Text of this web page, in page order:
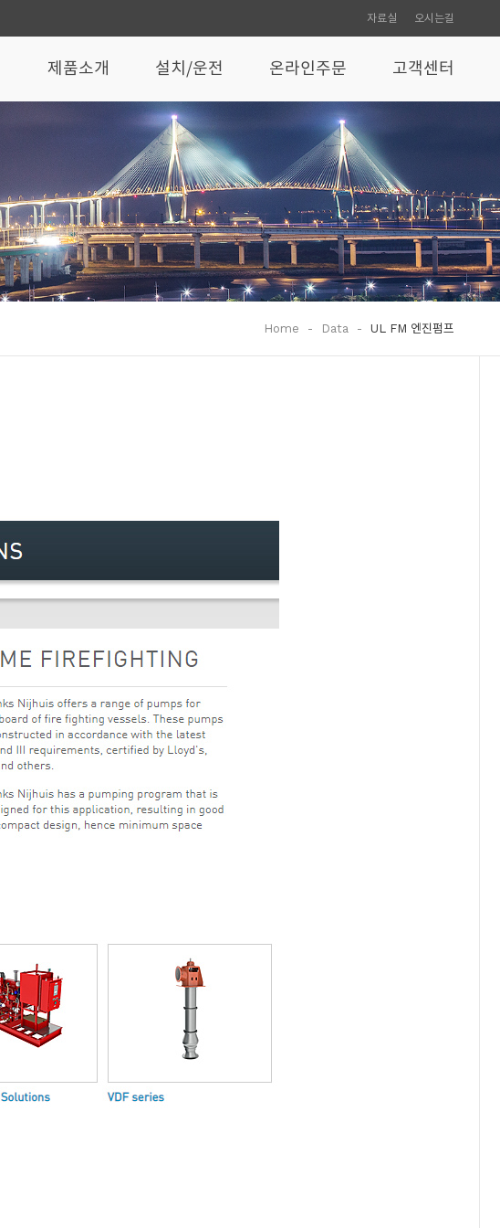
자료실 오시는길
제품소개 설치/운전
엔진펌프 설치운전
엔진펌프취급설명서
부르돈압력스위치
온라인주문 고객센터
Home - Data - UL FM 엔진펌프